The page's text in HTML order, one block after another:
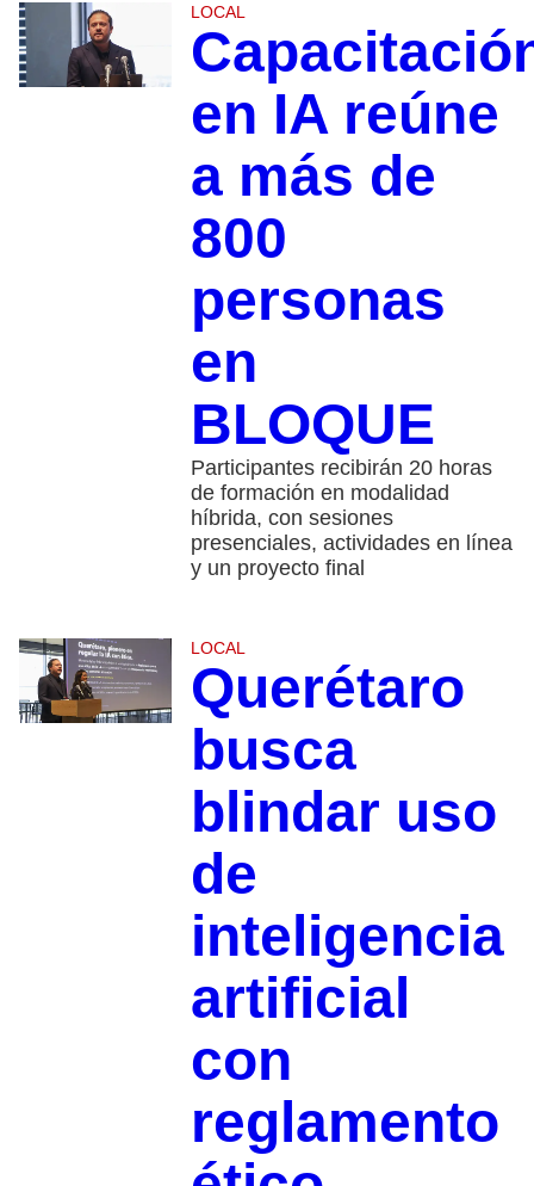
LOCAL
en IA reúne
a más de
800
personas
en
BLOQUE
Participantes recibirán 20 horas
de formación en modalidad
híbrida, con sesiones
presenciales, actividades en línea
y un proyecto final
LOCAL
Querétaro
busca
blindar uso
de
inteligencia
artificial
con
reglamento